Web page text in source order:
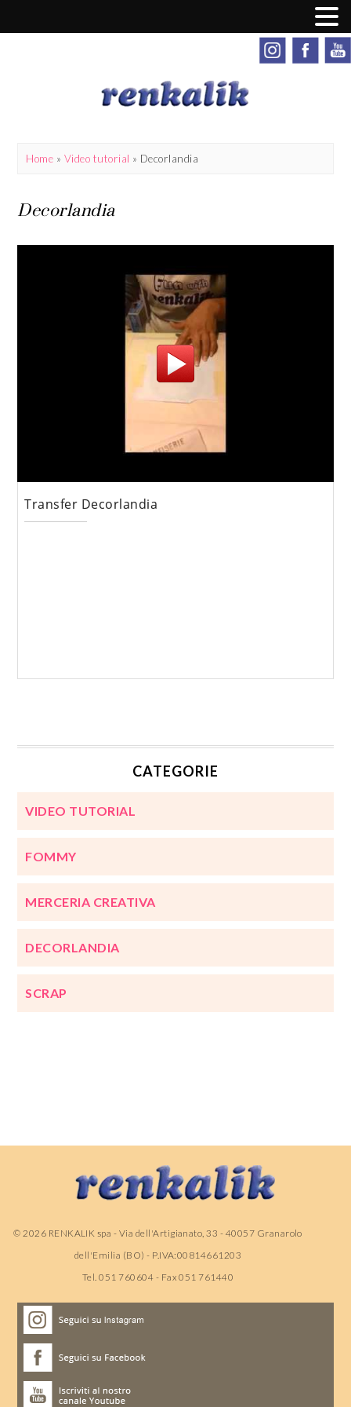
Home » Video tutorial » Decorlandia
Decorlandia
Transfer Decorlandia
CATEGORIE
VIDEO TUTORIAL
FOMMY
MERCERIA CREATIVA
DECORLANDIA
SCRAP
©2026 RENKALIK spa - Via dell'Artigianato, 33 - 40057 Granarolo
dell'Emilia (BO) - P.IVA:00814661203
Tel. 051 760604 - Fax 051 761440